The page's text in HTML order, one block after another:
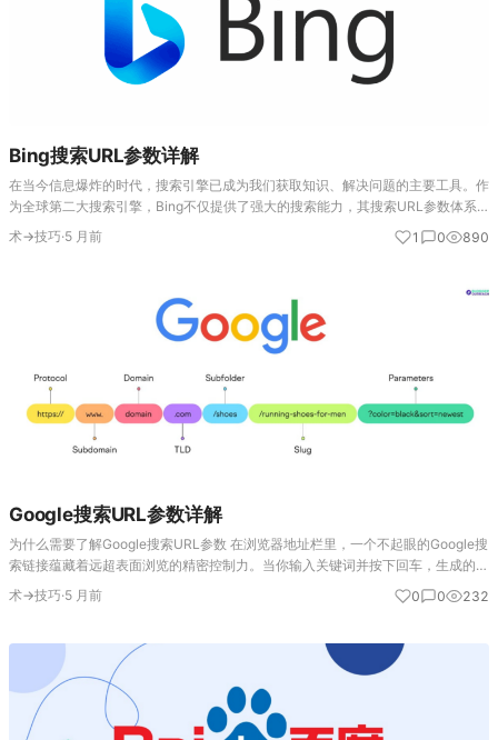
Bing搜索URL参数详解
在当今信息爆炸的时代，搜索引擎已成为我们获取知识、解决问题的主要工具。作
为全球第二大搜索引擎，Bing不仅提供了强大的搜索能力，其搜索URL参数体系
更是一个精密设计的指令系统。理解这些参数，意味着你能超越普通用户的界面操
作，直接与搜索引擎的…
术→技巧·5 月前 1 0 890
Google搜索URL参数详解
为什么需要了解Google搜索URL参数 在浏览器地址栏里，一个不起眼的Google搜
索链接蕴藏着远超表面浏览的精密控制力。当你输入关键词并按下回车，生成的
URL并非一串单纯的字符，而是一份由多个参数精确编码的“搜索指令集”。掌握这
些参数，…
术→技巧·5 月前 0 0 232